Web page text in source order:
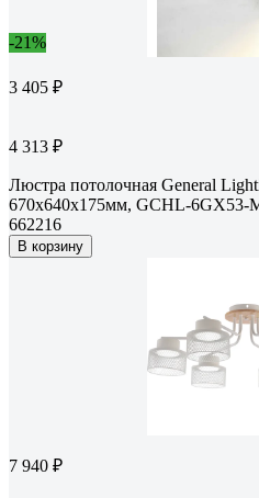
-21%
3 405 ₽
4 313 ₽
Люстра потолочная General
670х640х175мм, GCHL-6GX53-
662216
В корзину
7 940 ₽